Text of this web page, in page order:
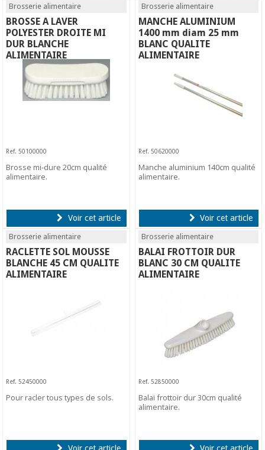
Brosserie alimentaire
BROSSE A LAVER
POLYESTER DROITE MI
DUR BLANCHE
ALIMENTAIRE
Ref. 50100000
Brosse mi-dure 20cm qualité
alimentaire.
Voir cet article
Brosserie alimentaire
MANCHE ALUMINIUM
1400 mm diam 25 mm
BLANC QUALITE
ALIMENTAIRE
Ref. 50620000
Manche aluminium 140cm qualité
alimentaire.
Voir cet article
Brosserie alimentaire
RACLETTE SOL MOUSSE
BLANCHE 45 CM QUALITE
ALIMENTAIRE
Ref. 52450000
Pour racler tous types de sols.
Brosserie alimentaire
BALAI FROTTOIR DUR
BLANC 30 CM QUALITE
ALIMENTAIRE
Ref. 52850000
Balai frottoir dur 30cm qualité
alimentaire.